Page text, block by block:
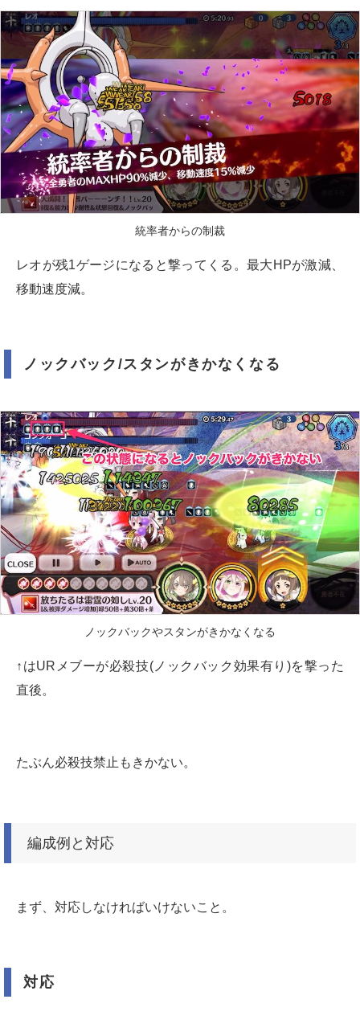
統率者からの制裁
レオが残1ゲージになると撃ってくる。最大HPが激減、
移動速度減。
ノックバック/スタンがきかなくなる
ノックバックやスタンがきかなくなる
↑はURメブーが必殺技(ノックバック効果有り)を撃った
直後。
たぶん必殺技禁止もきかない。
編成例と対応
まず、対応しなければいけないこと。
対応